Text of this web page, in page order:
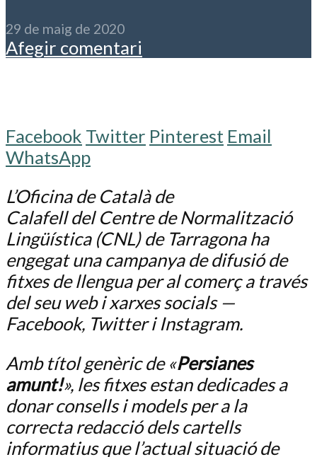
29 de maig de 2020
Afegir comentari
Facebook Twitter Pinterest Email
WhatsApp
L’Oficina de Català de
Calafell del Centre de Normalització
Lingüística (CNL) de Tarragona ha
engegat una campanya de difusió de
fitxes de llengua per al comerç a través
del seu web i xarxes socials —
Facebook, Twitter i Instagram.
Amb títol genèric de «Persianes
amunt!», les fitxes estan dedicades a
donar consells i models per a la
correcta redacció dels cartells
informatius que l’actual situació de